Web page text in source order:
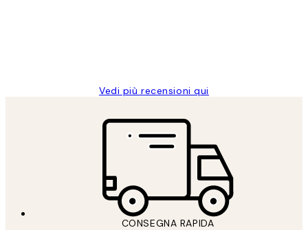
Vedi più recensioni qui
CONSEGNA RAPIDA